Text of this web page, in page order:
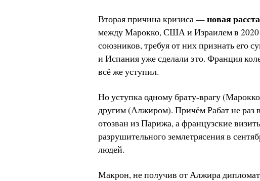
Вторая причина кризиса —новая
между Марокко, США и Израилем в 2020
союзников, требуя от них признать его
и Испания уже сделали это. Франция
всё же уступил.
Но уступка одному брату-врагу
другим (Алжиром). Причём Рабат не раз
отозван из Парижа, а французские
разрушительного землетрясения в
людей.
Макрон, не получив от Алжира